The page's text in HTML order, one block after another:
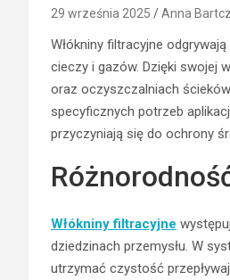
29 września 2025 Anna
Włókniny filtracyjne
cieczy i gazów. Dzięki swojej
oraz oczyszczalniach
specyficznych potrzeb
przyczyniają się do ochrony
Włókniny filtracyjne
dziedzinach przemysłu. W
utrzymać czystość